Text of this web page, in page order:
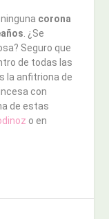
corona
. ¿Se
Seguro que
de todas las
la anfitriona de
con
de estas
o en